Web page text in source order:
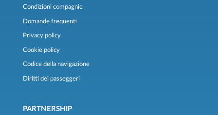
Condizioni compagnie
Domande frequenti
Privacy policy
Cookie policy
Codice della navigazione
Diritti dei passeggeri
PARTNERSHIP